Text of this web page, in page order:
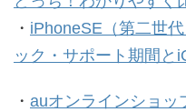
・ iPhoneSE（第二世
ック・サポート期間と
・ auオンラインショッ